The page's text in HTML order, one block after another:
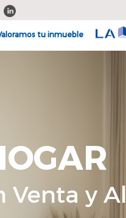
tu inmueble
Venta y